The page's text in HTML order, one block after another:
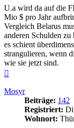
U.a wird da auf die
Mio $ pro Jahr
Vergleich Belarus
anderen Schulden
es schient
strangulieren, wenn
wie sie jetzt sind.
Mosyr
Beiträge: 142
Registriert: Di
Wohnort: